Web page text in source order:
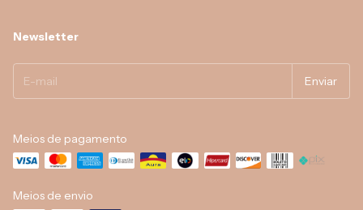
Newsletter
Meios de pagamento
Meios de envio